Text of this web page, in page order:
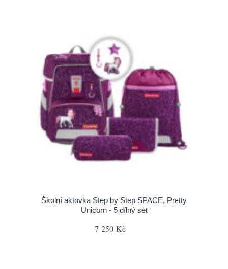
Školní aktovka Step by Step SPACE, Pretty
Unicorn - 5 dílný set
7 250 Kč